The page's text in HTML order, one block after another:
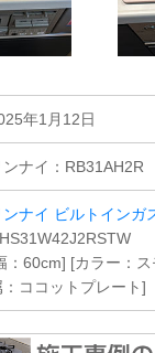
年1月12日
ンナイ：RB31AH2R
ンナイ ビルトインガ
：60cm] [カラー：
：ココットプレート]